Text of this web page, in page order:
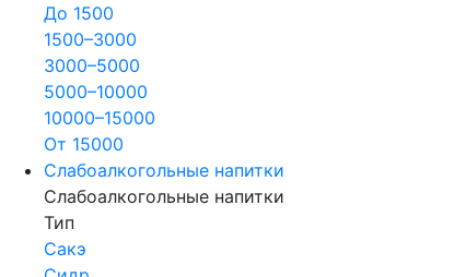
До 1500
1500–3000
3000–5000
5000–10000
10000–15000
От 15000
Слабоалкогольные напитки
Слабоалкогольные напитки
Тип
Сакэ